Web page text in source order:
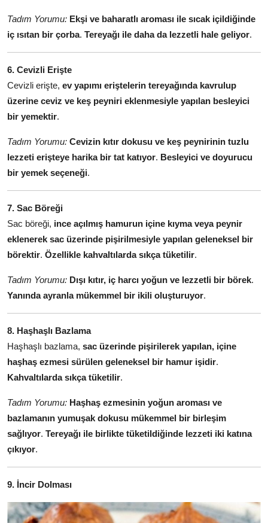
Tadım Yorumu: Ekşi ve baharatlı aroması ile sıcak içildiğinde
iç ısıtan bir çorba. Tereyağı ile daha da lezzetli hale geliyor.
6. Cevizli Erişte
Cevizli erişte, ev yapımı eriştelerin tereyağında kavrulup
üzerine ceviz ve keş peyniri eklenmesiyle yapılan besleyici
bir yemektir.
Tadım Yorumu: Cevizin kıtır dokusu ve keş peynirinin tuzlu
lezzeti erişteye harika bir tat katıyor. Besleyici ve doyurucu
bir yemek seçeneği.
7. Sac Böreği
Sac böreği, ince açılmış hamurun içine kıyma veya peynir
eklenerek sac üzerinde pişirilmesiyle yapılan geleneksel bir
börektir. Özellikle kahvaltılarda sıkça tüketilir.
Tadım Yorumu: Dışı kıtır, iç harcı yoğun ve lezzetli bir börek.
Yanında ayranla mükemmel bir ikili oluşturuyor.
8. Haşhaşlı Bazlama
Haşhaşlı bazlama, sac üzerinde pişirilerek yapılan, içine
haşhaş ezmesi sürülen geleneksel bir hamur işidir.
Kahvaltılarda sıkça tüketilir.
Tadım Yorumu: Haşhaş ezmesinin yoğun aroması ve
bazlamanın yumuşak dokusu mükemmel bir birleşim
sağlıyor. Tereyağı ile birlikte tüketildiğinde lezzeti iki katına
çıkıyor.
9. İncir Dolması